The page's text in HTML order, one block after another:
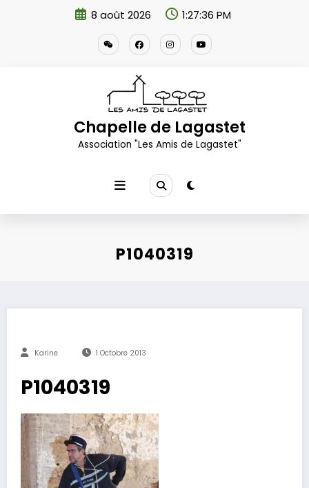
8 août 2026 1:27:37 PM
Chapelle de Lagastet
Association "Les Amis de Lagastet"
P1040319
Karine 1 Octobre 2013
P1040319